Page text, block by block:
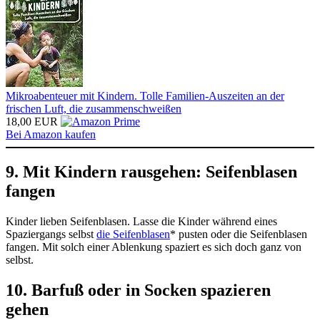
Mikroabenteuer mit Kindern. Tolle Familien-Auszeiten an der
frischen Luft, die zusammenschweißen
18,00 EUR
Bei Amazon kaufen
9. Mit Kindern rausgehen: Seifenblasen
fangen
Kinder lieben Seifenblasen. Lasse die Kinder während eines
Spaziergangs selbst die Seifenblasen* pusten oder die Seifenblasen
fangen. Mit solch einer Ablenkung spaziert es sich doch ganz von
selbst.
10. Barfuß oder in Socken spazieren
gehen